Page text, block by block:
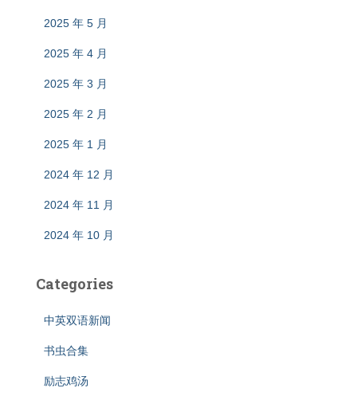
2025 年 5 月
2025 年 4 月
2025 年 3 月
2025 年 2 月
2025 年 1 月
2024 年 12 月
2024 年 11 月
2024 年 10 月
Categories
中英双语新闻
书虫合集
励志鸡汤